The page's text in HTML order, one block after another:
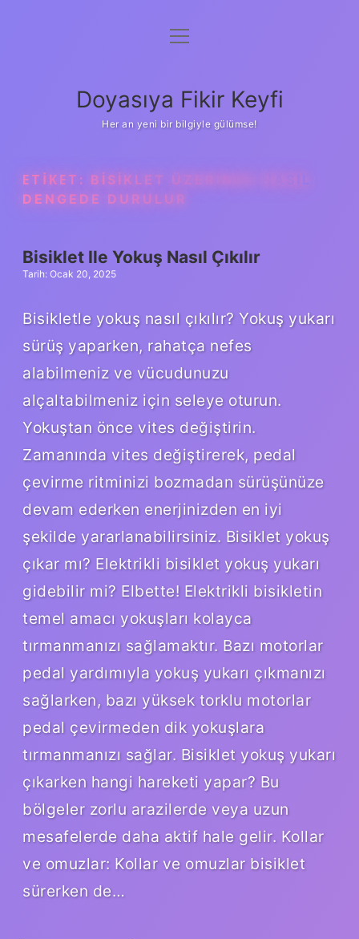
Anasayfa
Yasal Uyarı
menüyü
Doyasıya Fikir Keyfi
Her an yeni bir bilgiyle gülümse!
ETIKET: BISIKLET ÜZERINDE NASIL
DENGEDE DURULUR
Bisiklet Ile Yokuş Nasıl Çıkılır
Tarih: Ocak 20, 2025
Bisikletle yokuş nasıl çıkılır? Yokuş yukarı
sürüş yaparken, rahatça nefes
alabilmeniz ve vücudunuzu
alçaltabilmeniz için seleye oturun.
Yokuştan önce vites değiştirin.
Zamanında vites değiştirerek, pedal
çevirme ritminizi bozmadan sürüşünüze
devam ederken enerjinizden en iyi
şekilde yararlanabilirsiniz. Bisiklet yokuş
çıkar mı? Elektrikli bisiklet yokuş yukarı
gidebilir mi? Elbette! Elektrikli bisikletin
temel amacı yokuşları kolayca
tırmanmanızı sağlamaktır. Bazı motorlar
pedal yardımıyla yokuş yukarı çıkmanızı
sağlarken, bazı yüksek torklu motorlar
pedal çevirmeden dik yokuşlara
tırmanmanızı sağlar. Bisiklet yokuş yukarı
çıkarken hangi hareketi yapar? Bu
bölgeler zorlu arazilerde veya uzun
mesafelerde daha aktif hale gelir. Kollar
ve omuzlar: Kollar ve omuzlar bisiklet
sürerken de…